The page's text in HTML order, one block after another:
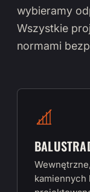
wybieramy
Wszystkie
normami